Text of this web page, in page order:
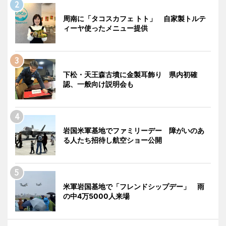
周南に「タコスカフェ トト」 自家製トルテ
ィーヤ使ったメニュー提供
下松・天王森古墳に金製耳飾り 県内初確
認、一般向け説明会も
岩国米軍基地でファミリーデー 障がいのあ
る人たち招待し航空ショー公開
米軍岩国基地で「フレンドシップデー」 雨
の中4万5000人来場